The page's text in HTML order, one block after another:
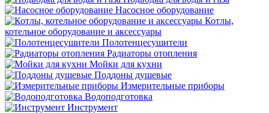
Насосное оборудование
Котлы,
котельное оборудование и аксессуары
Полотенцесушители
Радиаторы отопления
Мойки для кухни
Поддоны душевые
Измерительные приборы
Водоподготовка
Инструмент